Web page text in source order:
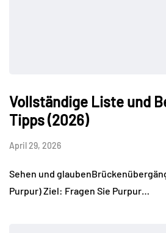
Vollständige Liste und
Tipps (2026)
April 29, 2026
Sehen und
Purpur) Ziel: Fragen Sie Purpur…